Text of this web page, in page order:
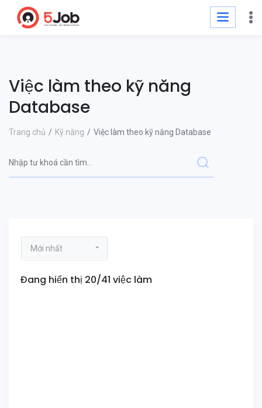
Việc làm theo kỹ năng
Database
Trang chủ Kỹ năng Việc làm theo kỹ năng Database
Mới nhất
Đang hiển thị 20/41 việc làm